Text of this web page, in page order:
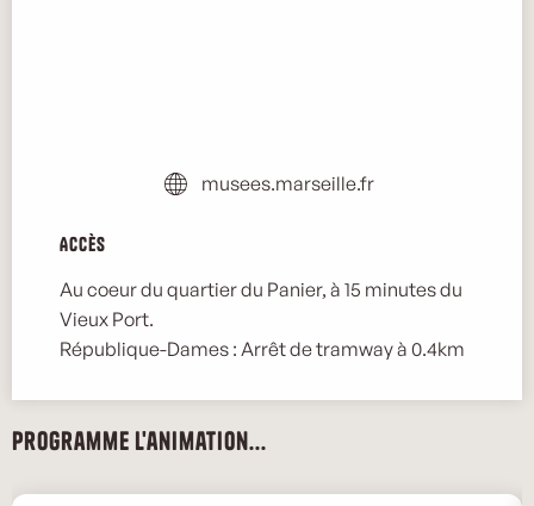
musees.marseille.fr
Accès
Accès
Au coeur du quartier du Panier, à 15 minutes du
Vieux Port.
République-Dames : Arrêt de tramway à 0.4km
Programme l'animation...